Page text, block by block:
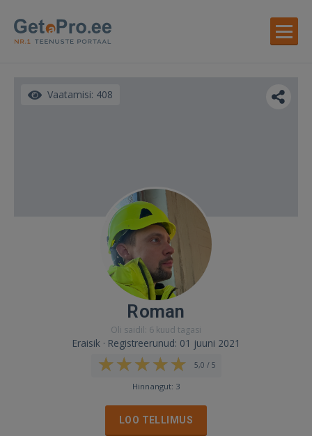
Vaatamisi: 408
Roman
Oli saidil: 6 kuud tagasi
Eraisik · Registreerunud: 01 juuni 2021
5,0 / 5
Hinnangut: 3
LOO TELLIMUS